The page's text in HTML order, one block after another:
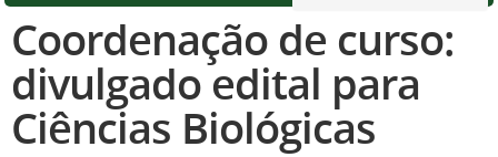
Coordenação de curso:
divulgado edital para
Ciências Biológicas